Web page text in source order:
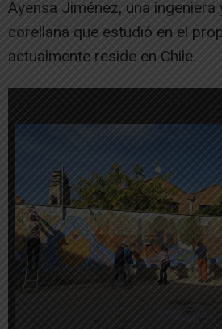
Ayensa Jiménez, una ingeniera
corellana que estudió en el
actualmente reside en Chile.